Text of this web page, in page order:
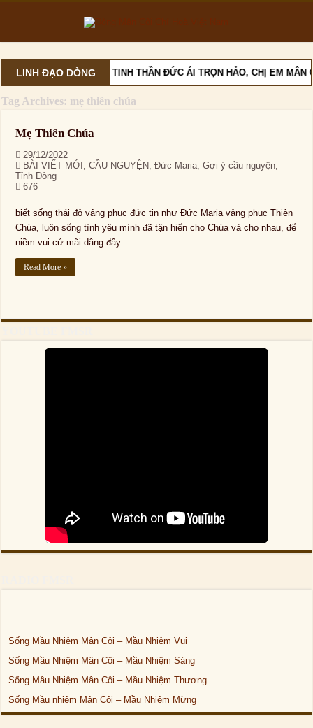
LINH ĐẠO DÒNGVỚI TINH THẦN ĐỨC ÁI TRỌN HẢO, CHỊ EM MÂN
Tag Archives: mẹ thiên chúa
Mẹ Thiên Chúa
29/12/2022
BÀI VIẾT MỚI ,CẦU NGUYỆN ,Đức Maria ,Gợi ý cầu nguyện
Tỉnh Dòng
676
biết sống thái độ vâng phục đức tin như Đức Maria vâng phục Thiên
Chúa, luôn sống tình yêu mình đã tận hiến cho Chúa và cho nhau, để
niềm vui cứ mãi dâng đầy…
Read More »
Sống Mầu Nhiệm Mân Côi – Mầu Nhiệm Vui
Sống Mầu Nhiệm Mân Côi – Mầu Nhiệm Sáng
Sống Mầu Nhiệm Mân Côi – Mầu Nhiệm Thương
Sống Mầu nhiệm Mân Côi – Mầu Nhiệm Mừng